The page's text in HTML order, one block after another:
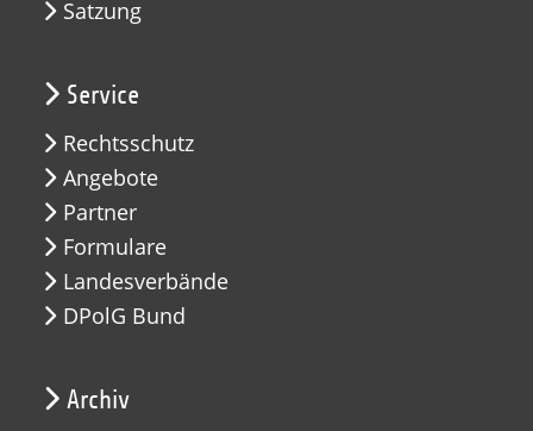
Satzung
Service
Rechtsschutz
Angebote
Partner
Formulare
Landesverbände
DPolG Bund
Archiv